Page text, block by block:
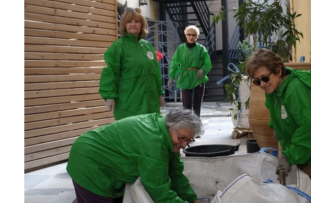
ΔΗΜΟΤΗΣ
ΕΠΙΣΚΕΠΤΗΣ
ΗΡΑΚΛΕΙΟ